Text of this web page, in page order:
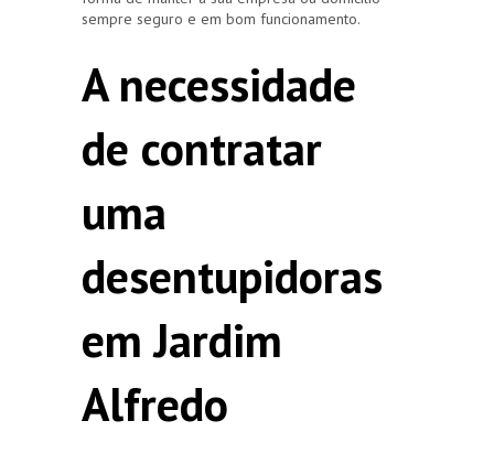
sempre seguro e em bom funcionamento.
A necessidade
de contratar
uma
desentupidoras
em Jardim
Alfredo